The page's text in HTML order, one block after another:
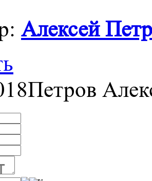
Алексей
Петров